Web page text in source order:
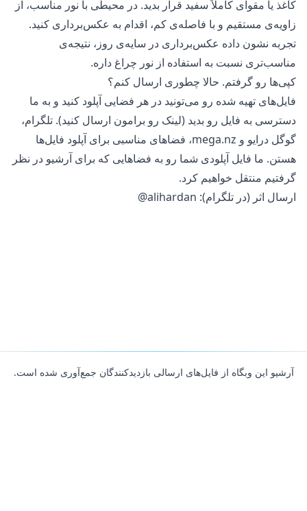
کاغذ یا مقوای کاملاً سفید قرار بدید. در محیطی با نور مناسب، از
زاویه‌ی مستقیم و با فاصله‌ی کم، اقدام به عکس‌برداری کنید.
تجربه نشون داده عکس‌برداری در سایه‌ی روز، نتیجه‌ی
مناسب‌تری نسبت به استفاده از نور چراغ داره.
کپی‌ها رو گرفتم. حالا چطوری ارسال کنم؟
فایل‌های تهیه شده رو می‌تونید در هر فضایی آپلود کنید و به ما
دسترسی به فایل رو بدید (لینک رو برامون ارسال کنید). تلگرام،
گوگل درایو و mega.nz، فضاهای مناسبی برای آپلود فایل‌ها
هستن. ما فایل آپلودی شما رو به فضاهایی که برای آرشیو در نظر
گرفتیم منتقل خواهیم کرد.
ارسال اثر (در تلگرام): @alihardan
آرشیو این وبگاه از فایل‌های ارسالی بازدیدکنندگان جمع‌آوری شده است.